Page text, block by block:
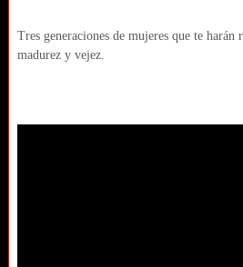
Tres generaciones de mujeres que te
madurez y vejez.